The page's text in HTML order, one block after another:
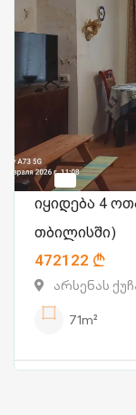
იყიდება 4
თბილისში)
472122
არსენას
71m²